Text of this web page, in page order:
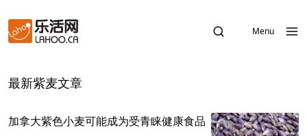
Menu
最新紫麦文章
加拿大紫色小麦可能成为受青睐健康食品